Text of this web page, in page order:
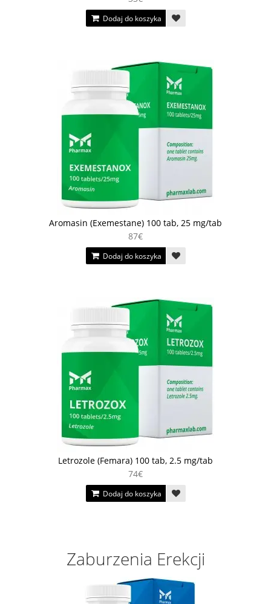
Dodaj do koszyka
Aromasin (Exemestane) 100 tab, 25 mg/tab
87€
Dodaj do koszyka
Letrozole (Femara) 100 tab, 2.5 mg/tab
74€
Dodaj do koszyka
Zaburzenia Erekcji